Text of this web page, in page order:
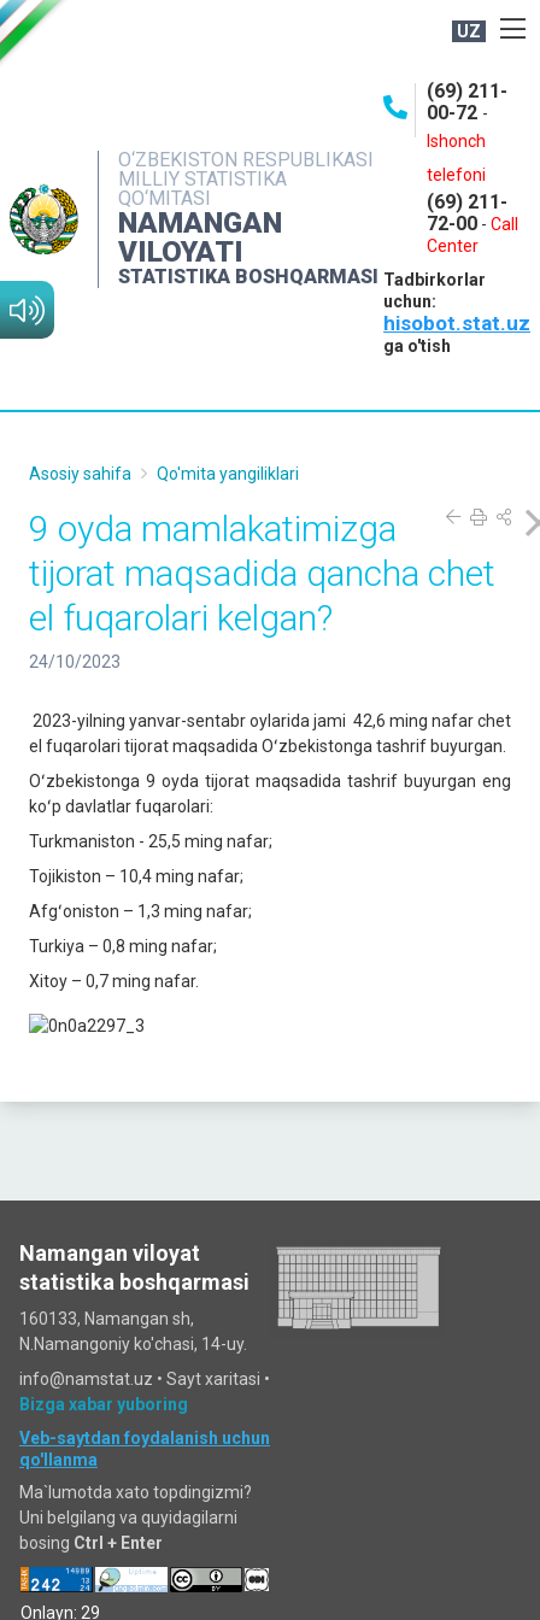
UZ
O‘ZBEKISTON RESPUBLIKASI
MILLIY STATISTIKA
QO‘MITASI
NAMANGAN
VILOYATI
STATISTIKA BOSHQARMASI
(69) 211-
00-72 -
Ishonch
telefoni
(69) 211-
72-00 - Call
Center
Tadbirkorlar
uchun:
hisobot.stat.uz
ga o'tish
NASHRLAR
INTERAKTIV XIZMATLAR
MATBUOT XIZMATI
MUROJAATLAR
Asosiy sahifa Qo'mita yangiliklari
9 oyda mamlakatimizga
tijorat maqsadida qancha chet
el fuqarolari kelgan?
24/10/2023
2023-yilning yanvar-sentabr oylarida jami 42,6 ming nafar chet
el fuqarolari tijorat maqsadida Oʻzbekistonga tashrif buyurgan.
Oʻzbekistonga 9 oyda tijorat maqsadida tashrif buyurgan eng
koʻp davlatlar fuqarolari:
Turkmaniston - 25,5 ming nafar;
Tojikiston – 10,4 ming nafar;
Afgʻoniston – 1,3 ming nafar;
Turkiya – 0,8 ming nafar;
Xitoy – 0,7 ming nafar.
Namangan viloyat
statistika boshqarmasi
160133, Namangan sh,
N.Namangoniy ko'chasi, 14-uy.
info@namstat.uz • Sayt xaritasi •
Bizga xabar yuboring
Veb-saytdan foydalanish uchun
qo'llanma
Ma`lumotda xato topdingizmi?
Uni belgilang va quyidagilarni
bosing Ctrl + Enter
Onlayn: 29